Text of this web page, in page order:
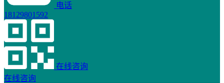
电话
18129801592
在线咨询
在线咨询